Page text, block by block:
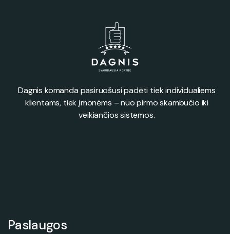
Dagnis komanda pasiruošusi padėti tiek individualiems
klientams, tiek įmonėms – nuo pirmo skambučio iki
veikiančios sistemos.
Paslaugos